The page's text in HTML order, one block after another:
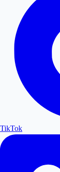
TikTok